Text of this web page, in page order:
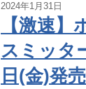
2024年1月31日
【激速
スミッタ
日(金)発